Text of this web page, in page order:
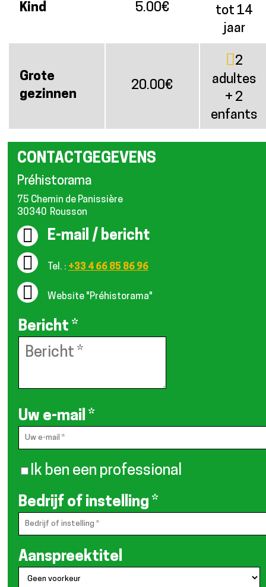
Kind 5.00€
tot 14
jaar
Grote
gezinnen
20.00€
2
adultes
+ 2
enfants
CONTACTGEGEVENS
Préhistorama
75 Chemin de Panissière
30340 Rousson
E-mail / bericht
Tel. : +33 4 66 85 86 96
Website "Préhistorama"
Bericht *
Uw e-mail *
Ik ben een professional
Bedrijf of instelling *
Aanspreektitel